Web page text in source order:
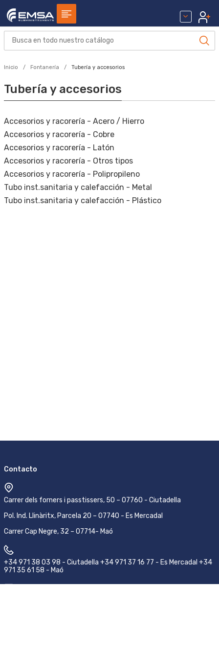
Inicio Fontanería Tubería y accesorios
Tubería y accesorios
Accesorios y racorería - Acero / Hierro
Accesorios y racorería - Cobre
Accesorios y racorería - Latón
Accesorios y racorería - Otros tipos
Accesorios y racorería - Polipropileno
Tubo inst.sanitaria y calefacción - Metal
Tubo inst.sanitaria y calefacción - Plástico
Contacto
Carrer dels forners i passtissers, 50 – 07760 - Ciutadella
Pol. Ind. Llinàritx, Parcela 20 – 07740 - Es Mercadal
Carrer Cap Negre, 32 – 07714- Maó
+34 971 38 03 98 - Ciutadella +34 971 37 16 77 - Es Mercadal +34
971 35 61 58 - Maó